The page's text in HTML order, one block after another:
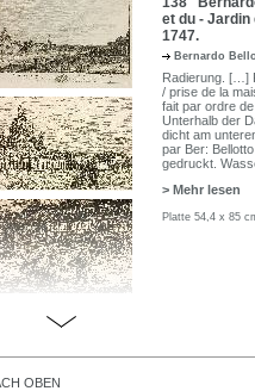
et du - Jardin
1747.
Bernardo
Radierung. […]
/ prise de la
fait par ordre
Unterhalb der
dicht am
par Ber:
gedruckt.
> Mehr lesen
Platte 54,4 x 85
OBEN